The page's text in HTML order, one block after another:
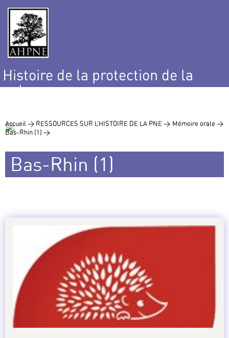
Histoire de la protection de la
nature
Accueil > RESSOURCES SUR L’HISTOIRE DE LA PNE > Mémoire orale >
Bas-Rhin (1) >
Bas-Rhin (1)